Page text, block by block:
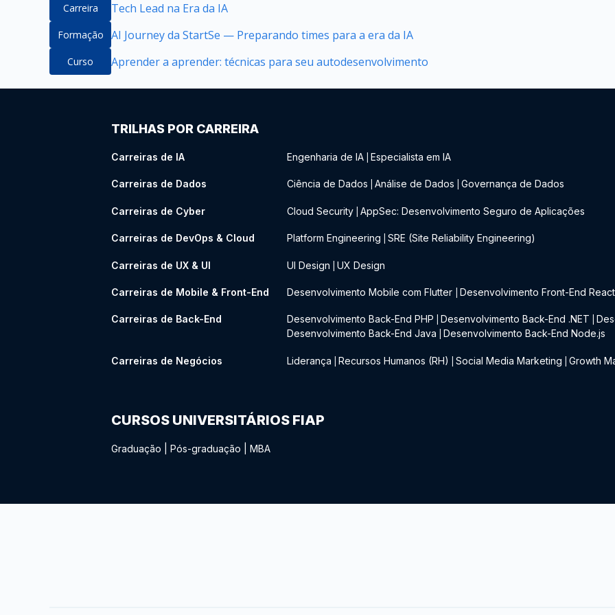
Carreira Tech Lead na Era da IA
Formação AI Journey da StartSe — Preparando times para a era da IA
Curso Aprender a aprender: técnicas para seu autodesenvolvimento
TRILHAS POR CARREIRA
Carreiras de IA Engenharia de IA Especialista em IA
Carreiras de Dados Ciência de Dados Análise de Dados Governança de Dados
Carreiras de Cyber Cloud Security AppSec: Desenvolvimento Seguro de Aplicações
Carreiras de DevOps & Cloud Platform Engineering SRE (Site Reliability Engineering)
Carreiras de UX & UI UI Design UX Design
Carreiras de Mobile & Front-End Desenvolvimento Mobile com Flutter Desenvolvimento Front-End React
Carreiras de Back-End Desenvolvimento Back-End PHP Desenvolvimento Back-End .NET
Desenvolvimento Back-End Java
Desenvolvimento Back-End Node.js
Carreiras de Negócios Liderança Recursos Humanos (RH) Social Media Marketing Growth
CURSOS UNIVERSITÁRIOS FIAP
Graduação Pós-graduação MBA